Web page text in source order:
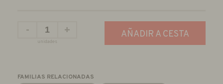
-
unidades
+ AÑADIR A CESTA
FAMILIAS RELACIONADAS